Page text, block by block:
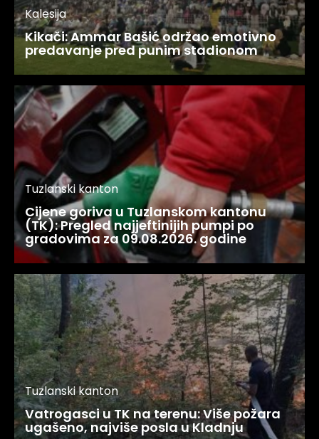
Kalesija
Kikači: Ammar Bašić održao emotivno
predavanje pred punim stadionom
Tuzlanski kanton
Cijene goriva u Tuzlanskom kantonu
(TK): Pregled najjeftinijih pumpi po
gradovima za 09.08.2026. godine
Tuzlanski kanton
Vatrogasci u TK na terenu: Više požara
ugašeno, najviše posla u Kladnju